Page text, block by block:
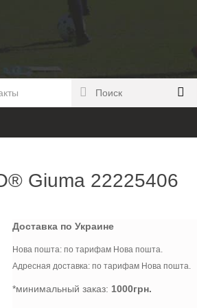
Giuma 22225406
Доставка по Украине
Нова пошта: по тарифам Нова пошта.
Адресная доставка: по тарифам Нова пошта.
*минимальный заказ: 1000грн.